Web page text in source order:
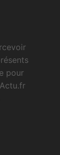
pour